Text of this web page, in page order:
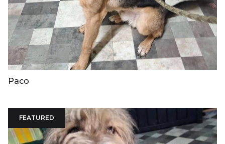
Paco
FEATURED